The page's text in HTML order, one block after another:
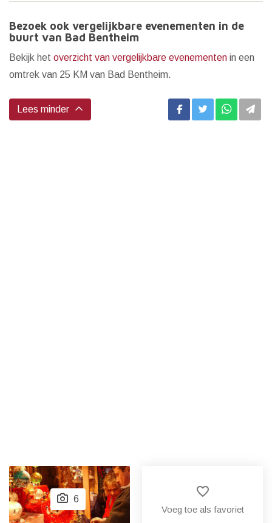
Bezoek ook vergelijkbare evenementen in de
buurt van Bad Bentheim
Bekijk het overzicht van vergelijkbare evenementen in een
omtrek van 25 KM van Bad Bentheim.
Lees minder
6
favorite_border
Voeg toe als favoriet